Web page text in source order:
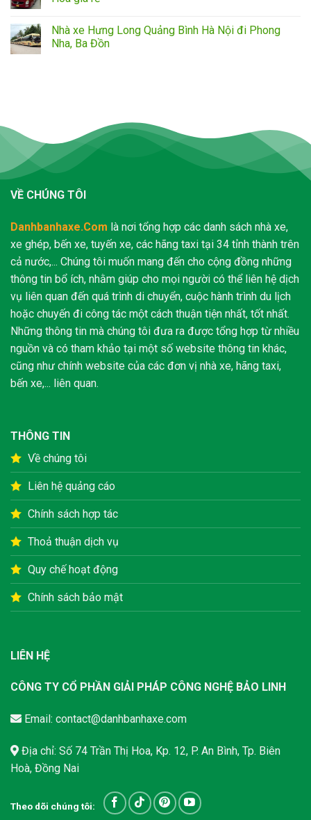
Nhà xe Hưng Long Quảng Bình Hà Nội đi Phong
Nha, Ba Đồn
VỀ CHÚNG TÔI
Danhbanhaxe.Com là nơi tổng hợp các danh sách nhà xe,
xe ghép, bến xe, tuyến xe, các hãng taxi tại 34 tỉnh thành trên
cả nước,... Chúng tôi muốn mang đến cho cộng đồng những
thông tin bổ ích, nhằm giúp cho mọi người có thể liên hệ dịch
vụ liên quan đến quá trình di chuyển, cuộc hành trình du lịch
hoặc chuyến đi công tác một cách thuận tiện nhất, tốt nhất.
Những thông tin mà chúng tôi đưa ra được tổng hợp từ nhiều
nguồn và có tham khảo tại một số website thông tin khác,
cũng như chính website của các đơn vị nhà xe, hãng taxi,
bến xe,... liên quan.
THÔNG TIN
Về chúng tôi
Liên hệ quảng cáo
Chính sách hợp tác
Thoả thuận dịch vụ
Quy chế hoạt động
Chính sách bảo mật
LIÊN HỆ
CÔNG TY CỔ PHẦN GIẢI PHÁP CÔNG NGHỆ BẢO LINH
Email: contact@danhbanhaxe.com
Địa chỉ: Số 74 Trần Thị Hoa, Kp. 12, P. An Bình, Tp. Biên
Hoà, Đồng Nai
Theo dõi chúng tôi: